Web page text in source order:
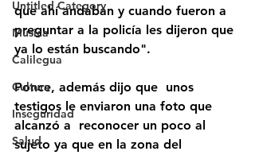
Untitled Category
Música
Calilegua
Cultura
Inseguridad
Salud
que ahí andaban y cuando fueron a
preguntar a la policía les dijeron que
ya lo están buscando".
Ponce, además dijo que  unos
testigos le enviaron una foto que
alcanzó a  reconocer un poco al
sujeto ya que en la zona del